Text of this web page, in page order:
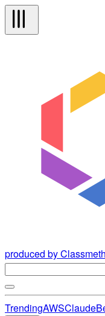
produced by
TrendingAWSClaude